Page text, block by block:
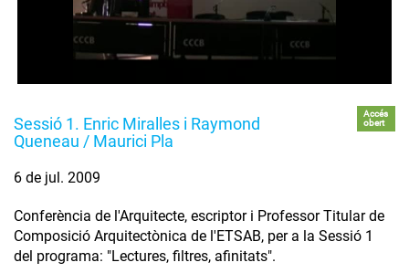
Sessió 1. Enric Miralles i Raymond
Queneau / Maurici Pla
Accés
obert
6 de jul. 2009
Conferència de l'Arquitecte, escriptor i Professor Titular de
Composició Arquitectònica de l'ETSAB, per a la Sessió 1
del programa: "Lectures, filtres, afinitats".